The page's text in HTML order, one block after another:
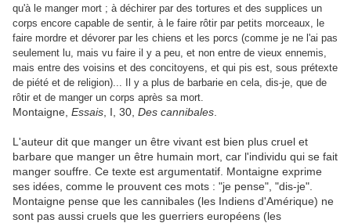
qu'à le manger mort ; à déchirer par des tortures et des supplices un
corps encore capable de sentir, à le faire rôtir par petits morceaux, le
faire mordre et dévorer par les chiens et les porcs (comme je ne l'ai pas
seulement lu, mais vu faire il y a peu, et non entre de vieux ennemis,
mais entre des voisins et des concitoyens, et qui pis est, sous prétexte
de piété et de religion)... Il y a plus de barbarie en cela, dis-je, que de
rôtir et de manger un corps après sa mort.
Montaigne, Essais , I, 30, Des cannibales
L'auteur dit que manger un être vivant est bien plus cruel et
barbare que manger un être humain mort, car l'individu qui se fait
manger souffre. Ce texte est argumentatif. Montaigne exprime
ses idées, comme le prouvent ces mots : "je pense", "dis-je".
Montaigne pense que les cannibales (les Indiens d'Amérique) ne
sont pas aussi cruels que les guerriers européens (les